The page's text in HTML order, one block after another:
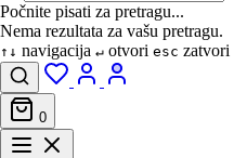
Počnite pisati za pretragu...
Nema rezultata za vašu pretragu.
↑↓ navigacija ↵ otvori esc zatvori
0